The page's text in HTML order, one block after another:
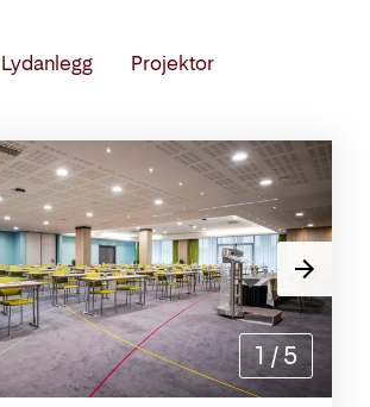
Lydanlegg Projektor
1 /5